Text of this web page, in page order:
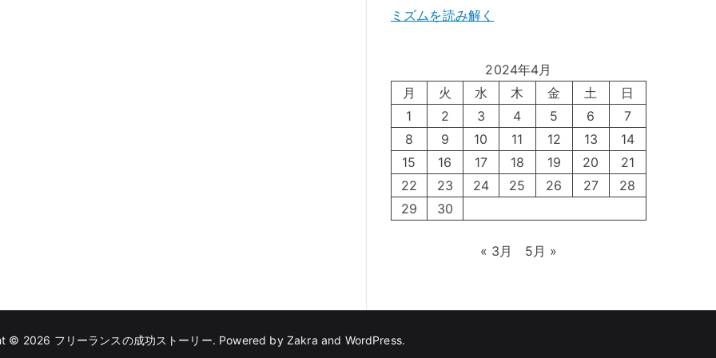
ミズムを読み解く
2024年4月
月
火 水 木 金 土
日
1
2 3 4 5 6
7
8
9 10 11 12 13
14
15
16 17 18 19 20
21
22
23 24 25 26 27
28
29
30
« 3月 5月 »
© 2026 フリーランスの成功ストーリー. Powered by Zakra and WordPress.